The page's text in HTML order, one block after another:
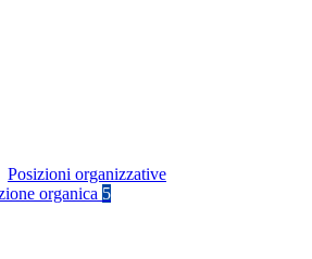
Posizioni organizzative
organica 5